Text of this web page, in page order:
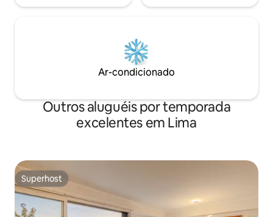
Ar-condicionado
Outros aluguéis por temporada
excelentes em Lima
Superhost
Superhost